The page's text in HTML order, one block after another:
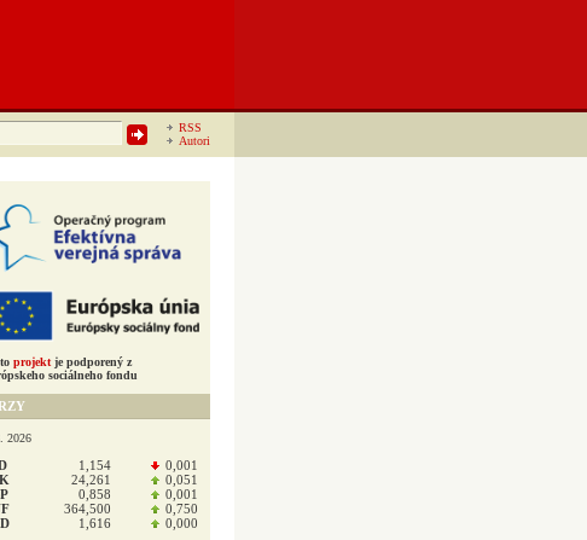
RSS
Autori
projekt je podporený z
sociálneho fondu
2026
1,154
0,001
24,261
0,051
0,858
0,001
364,500
0,750
1,616 0,000